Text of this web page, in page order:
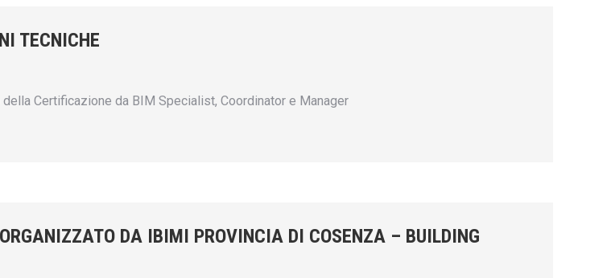
TECNICHE
Certificazione da BIM Specialist, Coordinator e Manager
DA IBIMI PROVINCIA DI COSENZA – BUILDING